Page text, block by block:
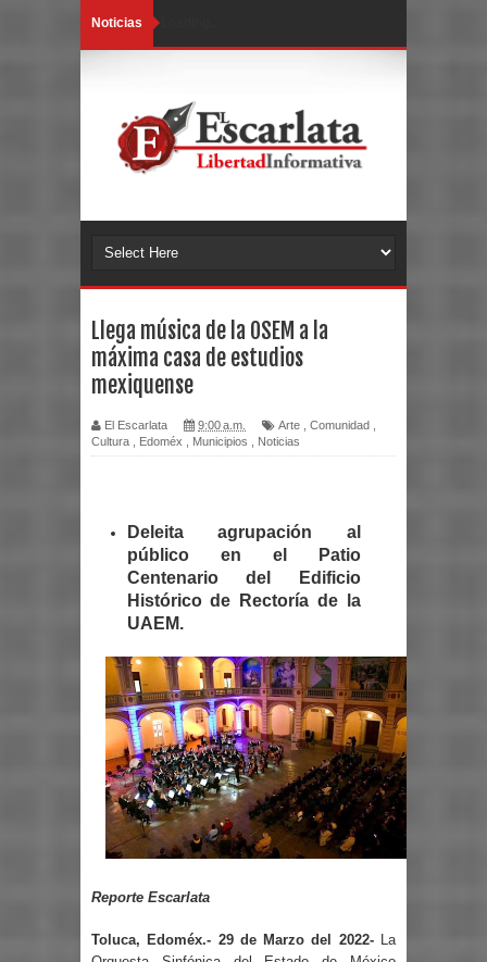
Noticias
Llega música de la OSEM a la
máxima casa de estudios
mexiquense
El Escarlata 9:00 a.m. Arte Comunidad
Cultura
Edoméx Municipios Noticias
Deleita agrupación al
público en el Patio
Centenario del Edificio
Histórico de Rectoría de la
UAEM.
Reporte Escarlata
Toluca, Edoméx.- 29 de Marzo del 2022- La